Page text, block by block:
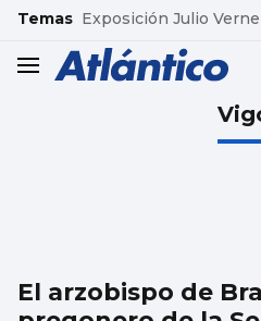
common.go-to-content
Temas Exposición Julio Verne
header.menu.open
El arzobispo de